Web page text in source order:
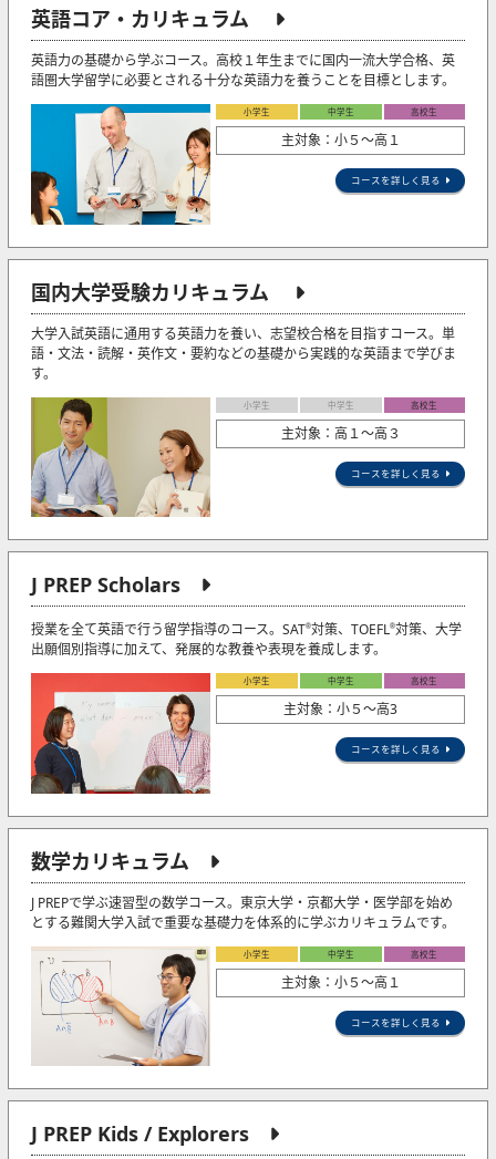
英語コア・カリキュラム
英語力の基礎から学ぶコース。高校１年生までに国内一流大学合格、英
語圏大学留学に必要とされる十分な英語力を養うことを目標とします。
小学生 中学生 高校生
主対象：小５〜高１
コースを詳しく見る
国内大学受験カリキュラム
大学入試英語に通用する英語力を養い、志望校合格を目指すコース。単
語・文法・読解・英作文・要約などの基礎から実践的な英語まで学びま
す。
小学生 中学生 高校生
主対象：高１～高３
コースを詳しく見る
J PREP Scholars
授業を全て英語で行う留学指導のコース。SAT®対策、TOEFL®対策、大学
出願個別指導に加えて、発展的な教養や表現を養成します。
小学生 中学生 高校生
主対象：小５〜高3
コースを詳しく見る
数学カリキュラム
J PREPで学ぶ速習型の数学コース。東京大学・京都大学・医学部を始め
とする難関大学入試で重要な基礎力を体系的に学ぶカリキュラムです。
小学生 中学生 高校生
主対象：小５〜高１
コースを詳しく見る
J PREP Kids / Explorers